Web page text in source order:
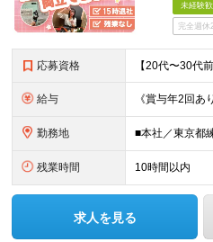
未経験
完全週休
応募資格
給与
勤務地
残業時間 10時間以内
求人を見る